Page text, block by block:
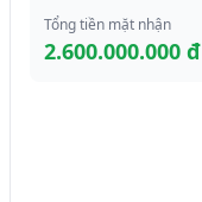
Tổng tiền mặt nhận
2.600.000.000 đ